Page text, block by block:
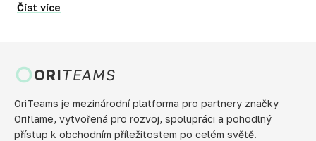
Číst více
ORITEAMS
OriTeams je mezinárodní platforma pro partnery značky
Oriflame, vytvořená pro rozvoj, spolupráci a pohodlný
přístup k obchodním příležitostem po celém světě.